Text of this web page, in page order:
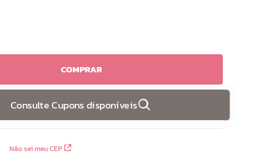
COMPRAR
Consulte Cupons disponíveis
Não sei meu CEP